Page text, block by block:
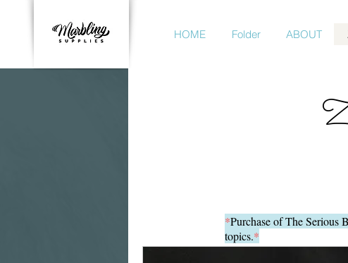
HOME Folder ABOUT
*Purchase of The Serious
topics.*